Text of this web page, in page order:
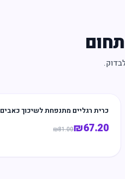
כרית רגליים מתנפחת לשיכוך כאבים
₪67.20
₪81.00